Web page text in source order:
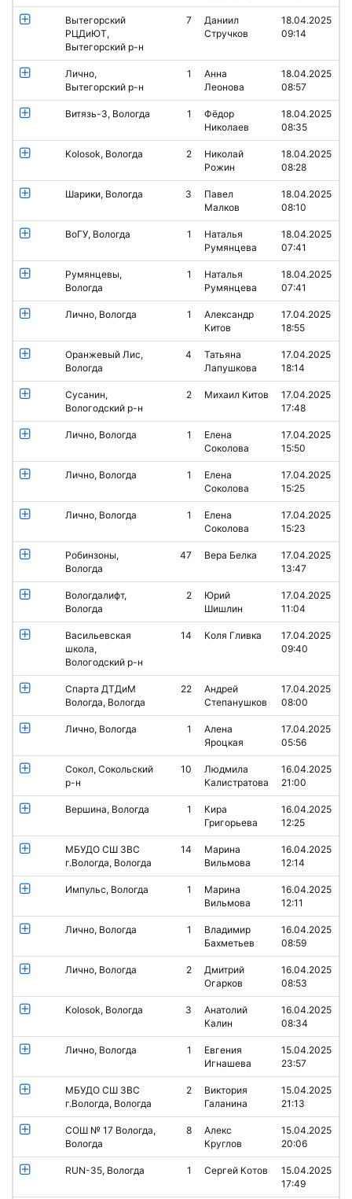
Вытегорский
РЦДиЮТ,
Вытегорский р-н
7
Даниил
Стручков
18.04.2025
09:14
Лично,
Вытегорский р-н
1
Анна
Леонова
18.04.2025
08:57
Витязь-3, Вологда 1
Фёдор
Николаев
18.04.2025
08:35
Kolosok, Вологда 2
Николай
Рожин
18.04.2025
08:28
Шарики, Вологда 3
Павел
Малков
18.04.2025
08:10
ВоГУ, Вологда 1
Наталья
Румянцева
18.04.2025
07:41
Румянцевы,
Вологда
1
Наталья
Румянцева
18.04.2025
07:41
Лично, Вологда 1
Александр
Китов
17.04.2025
18:55
Оранжевый Лис,
Вологда
4
Татьяна
Лапушкова
17.04.2025
18:14
Сусанин,
Вологодский р-н
2 Михаил Китов
17.04.2025
17:48
Лично, Вологда 1
Елена
Соколова
17.04.2025
15:50
Лично, Вологда 1
Елена
Соколова
17.04.2025
15:25
Лично, Вологда 1
Елена
Соколова
17.04.2025
15:23
Робинзоны,
Вологда
47 Вера Белка
17.04.2025
13:47
Вологдалифт,
Вологда
2
Юрий
Шишлин
17.04.2025
11:04
Васильевская
школа,
Вологодский р-н
14 Коля Гливка
17.04.2025
09:40
Спарта ДТДиМ
Вологда, Вологда
22
Андрей
Степанушков
17.04.2025
08:00
Лично, Вологда 1
Алена
Яроцкая
17.04.2025
05:56
Сокол, Сокольский
р-н
10
Людмила
Калистратова
16.04.2025
21:00
Вершина, Вологда 1
Кира
Григорьева
16.04.2025
12:25
МБУДО СШ ЗВС
г.Вологда, Вологда
14
Марина
Вильмова
16.04.2025
12:14
Импульс, Вологда 1
Марина
Вильмова
16.04.2025
12:11
Лично, Вологда 1
Владимир
Бахметьев
16.04.2025
08:59
Лично, Вологда 2
Дмитрий
Огарков
16.04.2025
08:53
Kolosok, Вологда 3
Анатолий
Калин
16.04.2025
08:34
Лично, Вологда 1
Евгения
Игнашева
15.04.2025
23:57
МБУДО СШ ЗВС
г.Вологда, Вологда
2
Виктория
Галанина
15.04.2025
21:13
СОШ № 17 Вологда,
Вологда
8
Алекс
Круглов
15.04.2025
20:06
RUN-35, Вологда 1 Сергей Котов
15.04.2025
17:49